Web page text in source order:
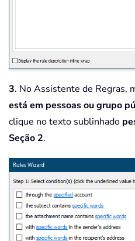
3. No Assistente de Regras,
está em pessoas ou grupo
clique no texto sublinhado
Seção 2.